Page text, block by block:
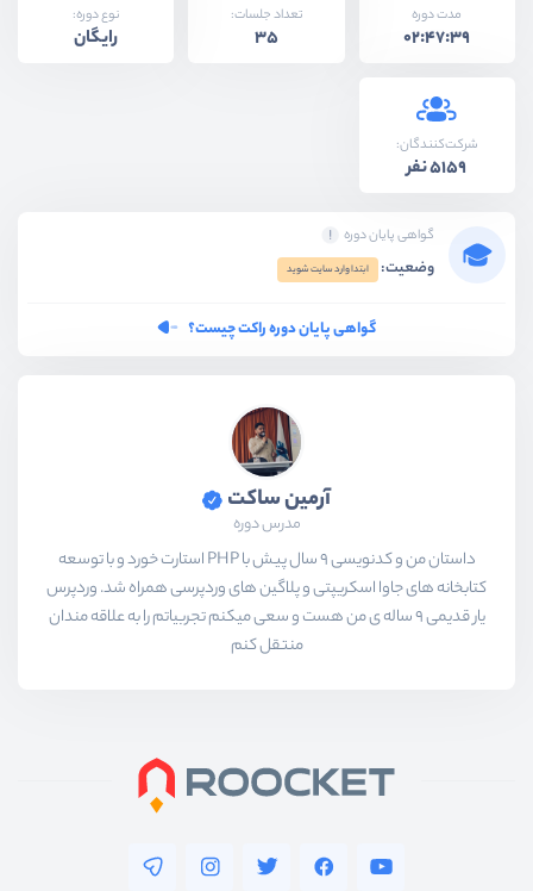
مدت دوره
02:47:39
تعداد جلسات:
35
نوع دوره:
رایگان
شرکت‌کنندگان:
5159 نفر
گواهی پایان دوره
وضعیت: ابتدا وارد سایت شوید
گواهی پایان دوره راکت چیست؟
آرمین ساکت
مدرس دوره
داستان من و کدنویسی 9 سال پیش با PHP استارت خورد و با توسعه
کتابخانه های جاوا اسکریپتی و پلاگین های وردپرسی همراه شد. وردپرس
یار قدیمی 9 ساله ی من هست و سعی میکنم تجربیاتم را به علاقه مندان
منتقل کنم